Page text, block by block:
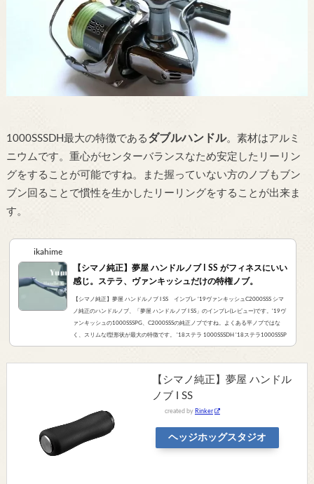
1000SSSDH最大の特徴である ダブルハンドル。素材はアルミ
ニウムです。重心がセンターバランスなため安定したリーリン
グをすることが可能ですね。また握っていない方のノブもブン
ブン回ることで慣性を生かしたリーリングをすることが出来ま
す。
ikahime
【シマノ純正】夢屋 ハンドルノブ I SS がフィネスにいい
感じ。ステラ、ヴァンキッシュだけの特権ノブ。
【シマノ純正】夢屋 ハンドルノブ I SS インプレ ‘19ヴァンキッシュC2000SSS シマ
ノ純正のハンドルノブ、「夢屋 ハンドルノブ I SS」のインプレ(レビュー)です。'19ヴ
ァンキッシュの1000SSSPG、C2000SSSの純正ノブですね。よくある平ノブではな
く、スリムなI型形状が最大の特徴です。 '18ステラ 1000SSSDH '18ステラ1000SSSP
G、1000SSSDH番の純正ノブでもあります。シマノの、1000番ボディの小さいスピ
【シマノ純正】夢屋 ハンドル
ノブ I SS
created by Rinker
ヘッジホッグスタジオ